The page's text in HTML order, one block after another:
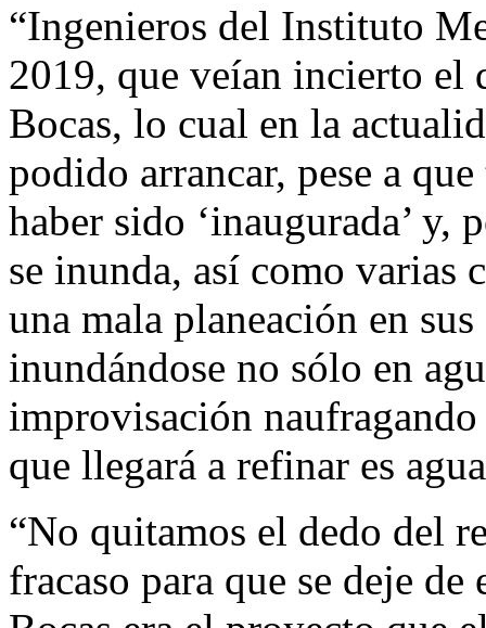
“Ingenieros del Instituto
2019, que veían incierto el
Bocas, lo cual en la
podido arrancar, pese a
haber sido ‘inaugurada’
se inunda, así como varias
una mala planeación en
inundándose no sólo en
improvisación
que llegará a refinar es
“No quitamos el dedo del
fracaso para que se deje